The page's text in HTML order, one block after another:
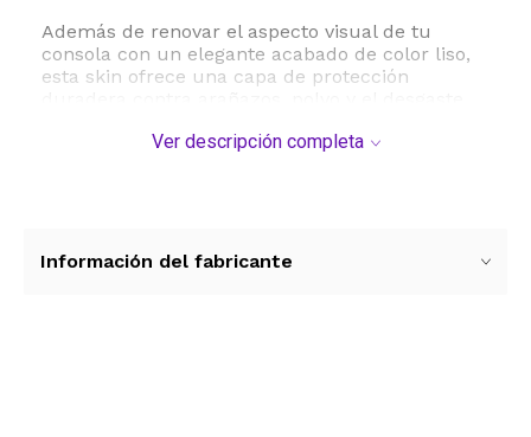
Además de renovar el aspecto visual de tu
consola con un elegante acabado de color liso,
esta skin ofrece una capa de protección
brillante que protege los colores contra los
forma limpia y rápida, sin dejar residuos
Ver descripción completa
Información del fabricante